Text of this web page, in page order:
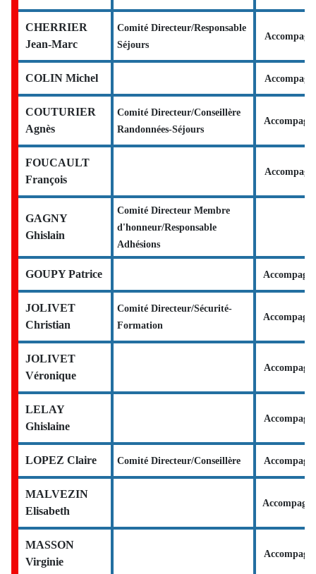
CHERRIER
Jean-Marc
Comité Directeur/Responsable
Séjours
COLIN Michel
COUTURIER
Agnès
Comité Directeur/Conseillère
Randonnées-Séjours
FOUCAULT
François
GAGNY
Ghislain
Comité Directeur Membre
d'honneur/Responsable
Adhésions
GOUPY Patrice
JOLIVET
Christian
Comité Directeur/Sécurité-
Formation
JOLIVET
Véronique
LELAY
Ghislaine
LOPEZ Claire Comité Directeur/Conseillère
MALVEZIN
Elisabeth
MASSON
Virginie